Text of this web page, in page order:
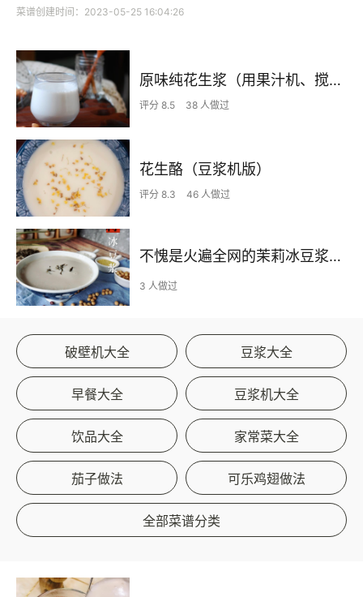
菜谱创建时间：2023-05-25 16:04:26
原味纯花生浆（用果汁机、搅拌机、料理机也可以打豆浆）
评分 8.5 38 人做过
花生酪（豆浆机版）
评分 8.3 46 人做过
不愧是火遍全网的茉莉冰豆浆❗️真的绝❗️
3 人做过
破壁机大全 豆浆大全
早餐大全 豆浆机大全
饮品大全 家常菜大全
茄子做法 可乐鸡翅做法
全部菜谱分类